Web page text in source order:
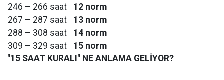
246 – 266 saat
12 norm
267 – 287 saat
13 norm
288 – 308 saat
14 norm
309 – 329 saat
15 norm
"15 SAAT KURALI" NE ANLAMA GELİYOR?